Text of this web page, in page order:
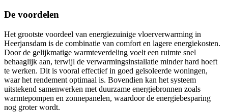
De voordelen
Het grootste voordeel van energiezuinige vloerverwarming in
Heerjansdam is de combinatie van comfort en lagere energiekosten.
Door de gelijkmatige warmteverdeling voelt een ruimte snel
behaaglijk aan, terwijl de verwarmingsinstallatie minder hard hoeft
te werken. Dit is vooral effectief in goed geïsoleerde woningen,
waar het rendement optimaal is. Bovendien kan het systeem
uitstekend samenwerken met duurzame energiebronnen zoals
warmtepompen en zonnepanelen, waardoor de energiebesparing
nog groter wordt.